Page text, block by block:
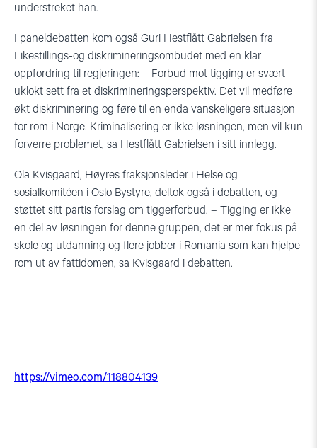
understreket han.
I paneldebatten kom også Guri Hestflått Gabrielsen fra
Likestillings-og diskrimineringsombudet med en klar
oppfordring til regjeringen: – Forbud mot tigging er svært
uklokt sett fra et diskrimineringsperspektiv. Det vil medføre
økt diskriminering og føre til en enda vanskeligere situasjon
for rom i Norge. Kriminalisering er ikke løsningen, men vil kun
forverre problemet, sa Hestflått Gabrielsen i sitt innlegg.
Ola Kvisgaard, Høyres fraksjonsleder i Helse og
sosialkomitéen i Oslo Bystyre, deltok også i debatten, og
støttet sitt partis forslag om tiggerforbud. – Tigging er ikke
en del av løsningen for denne gruppen, det er mer fokus på
skole og utdanning og flere jobber i Romania som kan hjelpe
rom ut av fattidomen, sa Kvisgaard i debatten.
https://vimeo.com/118804139